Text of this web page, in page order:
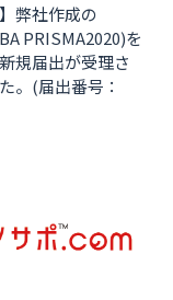
】弊社作成の
PRISMA2020)を
規届出が受理さ
。(届出番号：